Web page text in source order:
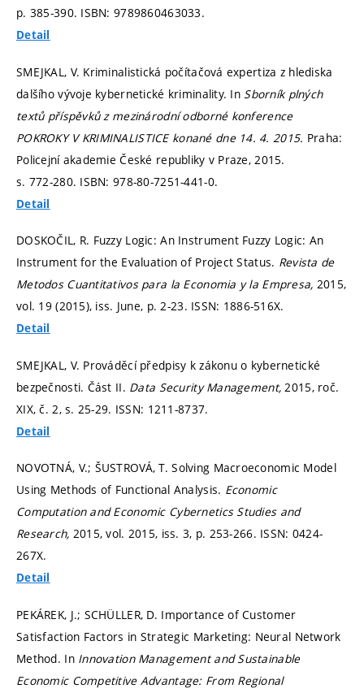
p. 385-390. ISBN: 9789860463033.
Detail
SMEJKAL, V. Kriminalistická počítačová expertiza z hlediska
dalšího vývoje kybernetické kriminality. In Sborník plných
textů příspěvků z mezinárodní odborné konference
POKROKY V KRIMINALISTICE konané dne 14. 4. 2015. Praha:
Policejní akademie České republiky v Praze, 2015.
s. 772-280. ISBN: 978-80-7251-441-0.
Detail
DOSKOČIL, R. Fuzzy Logic: An Instrument Fuzzy Logic: An
Instrument for the Evaluation of Project Status. Revista de
Metodos Cuantitativos para la Economia y la Empresa, 2015,
vol. 19 (2015), iss. June, p. 2-23. ISSN: 1886-516X.
Detail
SMEJKAL, V. Prováděcí předpisy k zákonu o kybernetické
bezpečnosti. Část II. Data Security Management, 2015, roč.
XIX, č. 2,s. 25-29. ISSN: 1211-8737.
Detail
NOVOTNÁ, V.; ŠUSTROVÁ, T. Solving Macroeconomic Model
Using Methods of Functional Analysis. Economic
Computation and Economic Cybernetics Studies and
Research, 2015, vol. 2015, iss. 3, p. 253-266. ISSN: 0424-
267X.
Detail
PEKÁREK, J.; SCHÜLLER, D. Importance of Customer
Satisfaction Factors in Strategic Marketing: Neural Network
Method. In Innovation Management and Sustainable
Economic Competitive Advantage: From Regional